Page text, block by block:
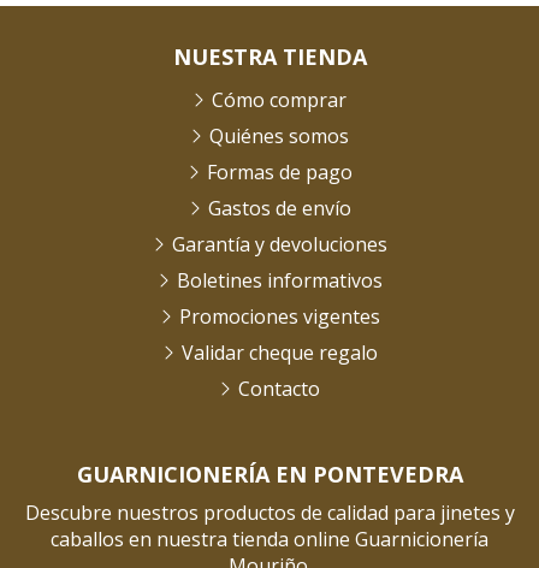
GUARNICIONERÍA EN PONTEVEDRA
Descubre nuestros productos de calidad para jinetes y
caballos en nuestra tienda online Guarnicionería
NUESTRA TIENDA
Cómo comprar
Quiénes somos
Formas de pago
Gastos de envío
Garantía y devoluciones
Boletines informativos
Promociones vigentes
Validar cheque regalo
Contacto